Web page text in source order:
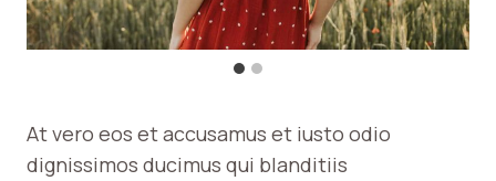
At vero eos et accusamus et iusto odio
dignissimos ducimus qui blanditiis